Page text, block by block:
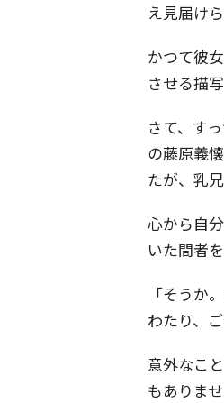
え見届け
かつて彼
させる描
さて、す
の藤原義
たが、乳
心から自
いた間者
「そうか
わたり、
意外なこ
もありませ